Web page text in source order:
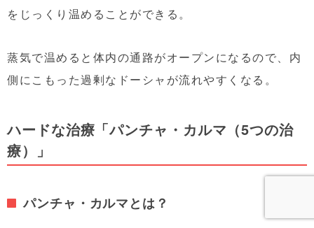
をじっくり温めることができる。
蒸気で温めると体内の通路がオープンになるので、内
側にこもった過剰なドーシャが流れやすくなる。
ハードな治療「パンチャ・カルマ（5つの治
療）」
パンチャ・カルマとは？